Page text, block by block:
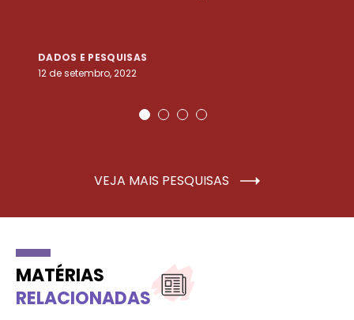
DADOS E PESQUISAS
12 de setembro, 2022
VEJA MAIS PESQUISAS
MATÉRIAS
RELACIONADAS